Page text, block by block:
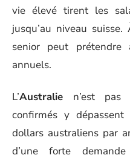
vie élevé tirent les
jusqu’au niveau
senior peut
annuels.
L’Australie n’est pas
confirmés y
dollars australiens par
d’une forte